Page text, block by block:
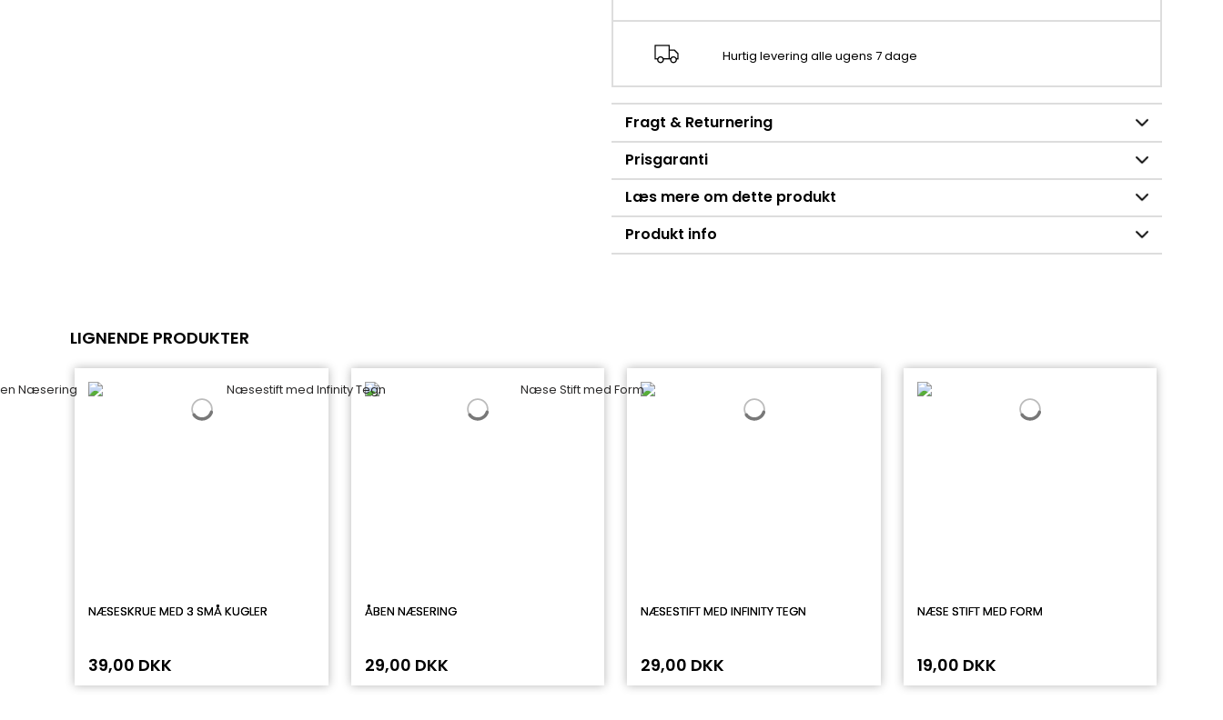
Hurtig levering alle ugens 7 dage
Fragt & Returnering
Prisgaranti
Læs mere om dette produkt
Produkt info
LIGNENDE PRODUKTER
NÆSESKRUE MED 3 SMÅ KUGLER
39,00 DKK
ÅBEN NÆSERING
29,00 DKK
NÆSESTIFT MED INFINITY TEGN
29,00 DKK
NÆSE STIFT MED FORM
19,00 DKK